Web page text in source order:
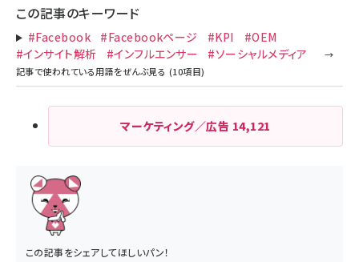
この記事のキーワード
#Facebook #Facebookページ #KPI
#OEM
#インサイト解析
#インフルエンサー #ソーシャルメディア
マーケティング／広告 14,121
この記事をシェアしてほしいパン！